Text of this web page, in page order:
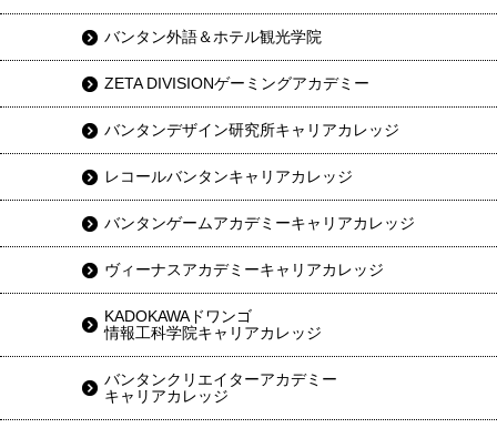
バンタン外語＆ホテル観光学院
ZETA DIVISIONゲーミングアカデミー
バンタンデザイン研究所キャリアカレッジ
レコールバンタンキャリアカレッジ
バンタンゲームアカデミーキャリアカレッジ
ヴィーナスアカデミーキャリアカレッジ
KADOKAWAドワンゴ
情報工科学院キャリアカレッジ
バンタンクリエイターアカデミー
キャリアカレッジ